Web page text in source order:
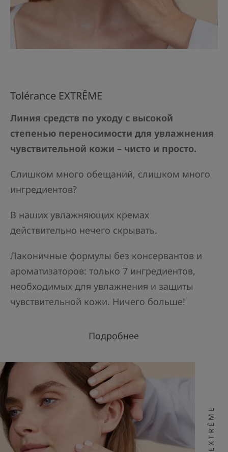
Tolérance EXTRÊME
Линия средств по уходу с высокой
степенью переносимости для увлажнения
чувствительной кожи – чисто и просто.
Слишком много обещаний, слишком много
ингредиентов?
В наших увлажняющих кремах
действительно нечего скрывать.
Лаконичные формулы без консервантов и
ароматизаторов: только 7 ингредиентов,
необходимых для увлажнения и защиты
чувствительной кожи. Ничего больше!
Подробнее